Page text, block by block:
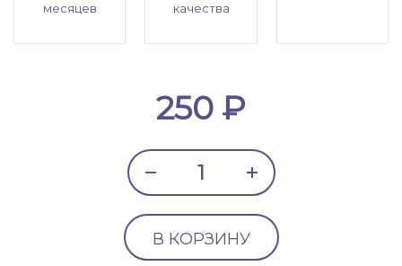
месяцев
качества
250 ₽
В КОРЗИНУ